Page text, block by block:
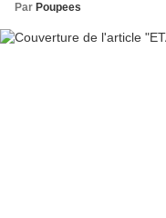
Par Poupees